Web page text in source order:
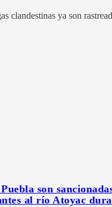
clandestinas ya son
son
al río Atoyac